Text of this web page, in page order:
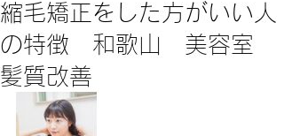
縮毛矯正をした方がいい人
の特徴 和歌山 美容室
髪質改善